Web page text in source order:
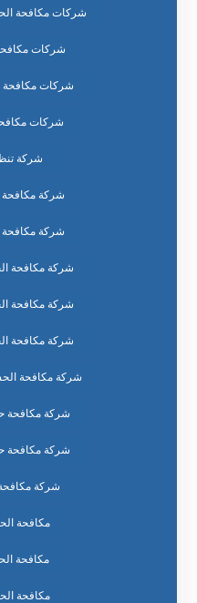
شركات مكافحة
شركات
شركات
شركات
شركة
شركة مكافحة
شركة مكافحة
شركة مكافحة
شركة مكافحة
شركة مكافحة
شركة مكافحة
شركة مكافحة
شركة مكافحة
شركة
مكافحة
مكافحة
مكافحة